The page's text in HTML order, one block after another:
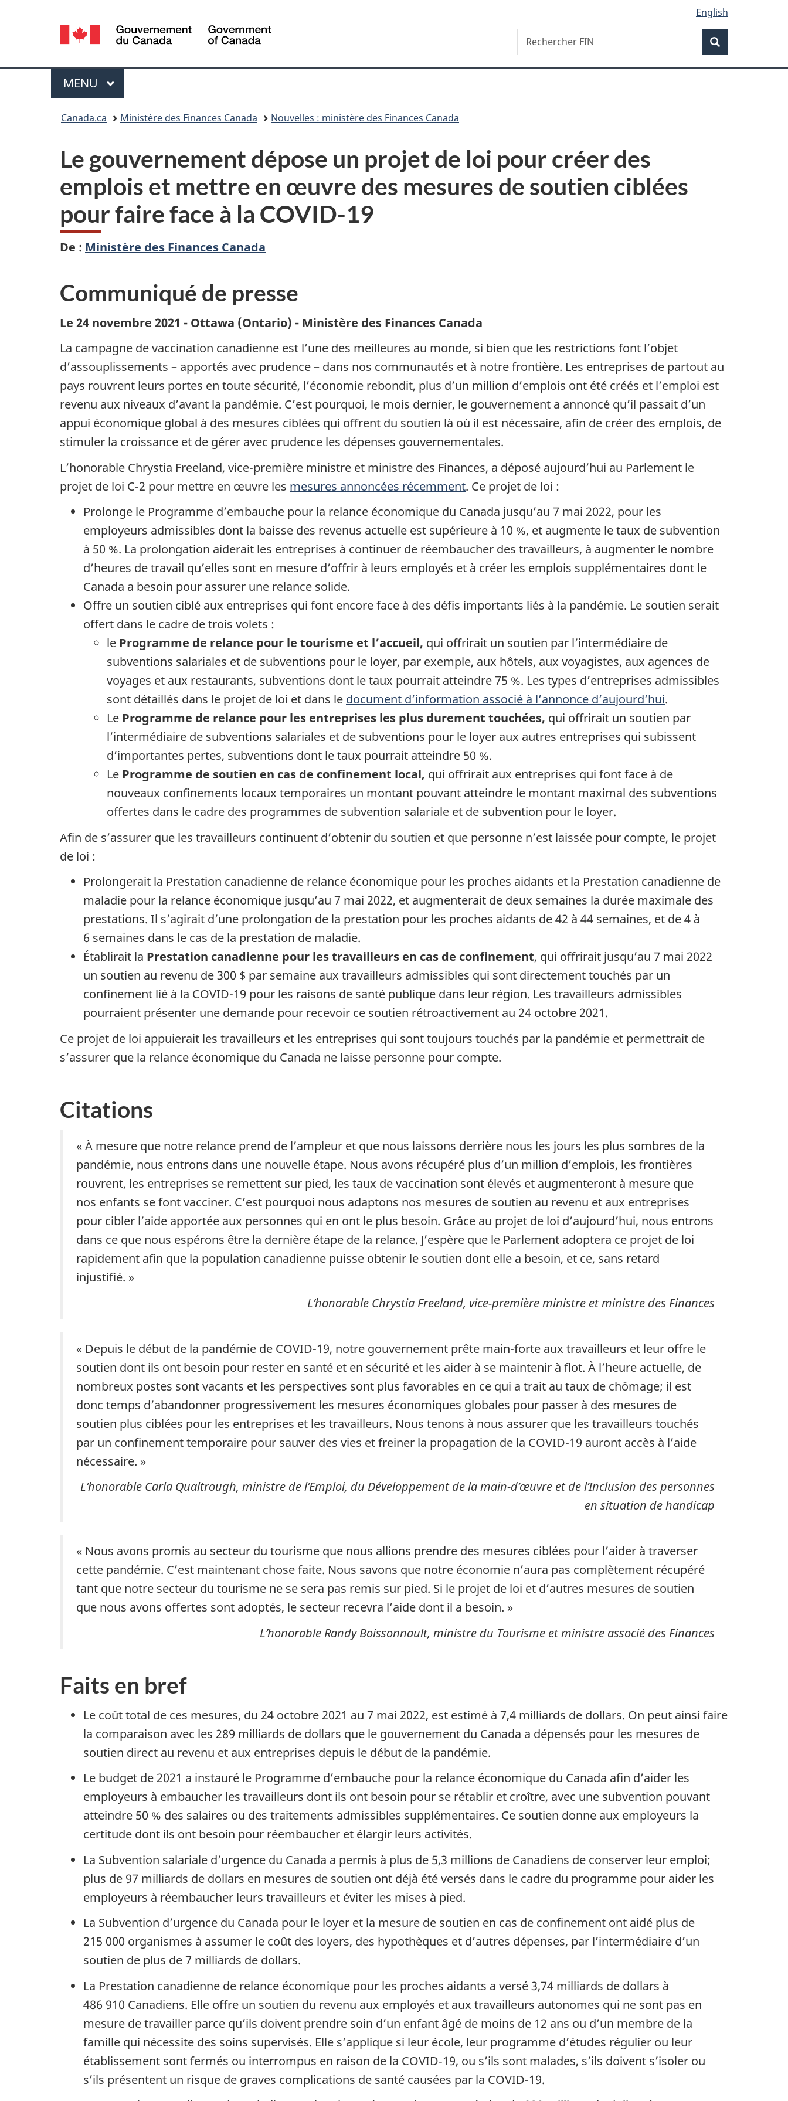
sujet
HTML
Sélection
de
la
langue
English
Canada
Recherche
Rechercher
FIN
Menu
MENU PRINCIPAL
Canada.ca Ministère des Finances Canada Nouvelles : ministère des Finances Canada
Le gouvernement dépose un projet de loi pour créer des
emplois et mettre en œuvre des mesures de soutien ciblées
pour faire face à la COVID-19
De : Ministère des Finances Canada
Communiqué de presse
Le 24 novembre 2021 - Ottawa (Ontario) - Ministère des Finances Canada
La campagne de vaccination canadienne est l’une des meilleures au monde, si bien que les restrictions font l’objet
d’assouplissements – apportés avec prudence – dans nos communautés et à notre frontière. Les entreprises de partout au
pays rouvrent leurs portes en toute sécurité, l’économie rebondit, plus d’un million d’emplois ont été créés et l’emploi est
revenu aux niveaux d’avant la pandémie. C’est pourquoi, le mois dernier, le gouvernement a annoncé qu’il passait d’un
appui économique global à des mesures ciblées qui offrent du soutien là où il est nécessaire, afin de créer des emplois, de
stimuler la croissance et de gérer avec prudence les dépenses gouvernementales.
L’honorable Chrystia Freeland, vice-première ministre et ministre des Finances, a déposé aujourd’hui au Parlement le
projet de loi C-2 pour mettre en œuvre les mesures annoncées récemment. Ce projet de loi :
Prolonge le Programme d’embauche pour la relance économique du Canada jusqu’au 7 mai 2022, pour les
employeurs admissibles dont la baisse des revenus actuelle est supérieure à 10 %, et augmente le taux de subvention
à 50 %. La prolongation aiderait les entreprises à continuer de réembaucher des travailleurs, à augmenter le nombre
d’heures de travail qu’elles sont en mesure d’offrir à leurs employés et à créer les emplois supplémentaires dont le
Canada a besoin pour assurer une relance solide.
Offre un soutien ciblé aux entreprises qui font encore face à des défis importants liés à la pandémie. Le soutien serait
offert dans le cadre de trois volets :
le Programme de relance pour le tourisme et l’accueil, qui offrirait un soutien par l’intermédiaire de
subventions salariales et de subventions pour le loyer, par exemple, aux hôtels, aux voyagistes, aux agences de
voyages et aux restaurants, subventions dont le taux pourrait atteindre 75 %. Les types d’entreprises admissibles
sont détaillés dans le projet de loi et dans le document d’information associé à l’annonce d’aujourd’hui.
Le Programme de relance pour les entreprises les plus durement touchées, qui offrirait un soutien par
l’intermédiaire de subventions salariales et de subventions pour le loyer aux autres entreprises qui subissent
d’importantes pertes, subventions dont le taux pourrait atteindre 50 %.
Le Programme de soutien en cas de confinement local, qui offrirait aux entreprises qui font face à de
nouveaux confinements locaux temporaires un montant pouvant atteindre le montant maximal des subventions
offertes dans le cadre des programmes de subvention salariale et de subvention pour le loyer.
Afin de s’assurer que les travailleurs continuent d’obtenir du soutien et que personne n’est laissée pour compte, le projet
de loi :
Prolongerait la Prestation canadienne de relance économique pour les proches aidants et la Prestation canadienne de
maladie pour la relance économique jusqu’au 7 mai 2022, et augmenterait de deux semaines la durée maximale des
prestations. Il s’agirait d’une prolongation de la prestation pour les proches aidants de 42 à 44 semaines, et de 4 à
6 semaines dans le cas de la prestation de maladie.
Établirait la Prestation canadienne pour les travailleurs en cas de confinement, qui offrirait jusqu’au 7 mai 2022
un soutien au revenu de 300 $ par semaine aux travailleurs admissibles qui sont directement touchés par un
confinement lié à la COVID-19 pour les raisons de santé publique dans leur région. Les travailleurs admissibles
pourraient présenter une demande pour recevoir ce soutien rétroactivement au 24 octobre 2021.
Ce projet de loi appuierait les travailleurs et les entreprises qui sont toujours touchés par la pandémie et permettrait de
s’assurer que la relance économique du Canada ne laisse personne pour compte.
Citations
« À mesure que notre relance prend de l’ampleur et que nous laissons derrière nous les jours les plus sombres de la
pandémie, nous entrons dans une nouvelle étape. Nous avons récupéré plus d’un million d’emplois, les frontières
rouvrent, les entreprises se remettent sur pied, les taux de vaccination sont élevés et augmenteront à mesure que
nos enfants se font vacciner. C’est pourquoi nous adaptons nos mesures de soutien au revenu et aux entreprises
pour cibler l’aide apportée aux personnes qui en ont le plus besoin. Grâce au projet de loi d’aujourd’hui, nous entrons
dans ce que nous espérons être la dernière étape de la relance. J’espère que le Parlement adoptera ce projet de loi
rapidement afin que la population canadienne puisse obtenir le soutien dont elle a besoin, et ce, sans retard
injustifié. »
L’honorable Chrystia Freeland, vice-première ministre et ministre des Finances
« Depuis le début de la pandémie de COVID-19, notre gouvernement prête main-forte aux travailleurs et leur offre le
soutien dont ils ont besoin pour rester en santé et en sécurité et les aider à se maintenir à flot. À l’heure actuelle, de
nombreux postes sont vacants et les perspectives sont plus favorables en ce qui a trait au taux de chômage; il est
donc temps d’abandonner progressivement les mesures économiques globales pour passer à des mesures de
soutien plus ciblées pour les entreprises et les travailleurs. Nous tenons à nous assurer que les travailleurs touchés
par un confinement temporaire pour sauver des vies et freiner la propagation de la COVID-19 auront accès à l’aide
nécessaire. »
L’honorable Carla Qualtrough, ministre de l’Emploi, du Développement de la main-d’œuvre et de l’Inclusion des personnes
en situation de handicap
« Nous avons promis au secteur du tourisme que nous allions prendre des mesures ciblées pour l’aider à traverser
cette pandémie. C’est maintenant chose faite. Nous savons que notre économie n’aura pas complètement récupéré
tant que notre secteur du tourisme ne se sera pas remis sur pied. Si le projet de loi et d’autres mesures de soutien
que nous avons offertes sont adoptés, le secteur recevra l’aide dont il a besoin. »
L’honorable Randy Boissonnault, ministre du Tourisme et ministre associé des Finances
Faits en bref
Le coût total de ces mesures, du 24 octobre 2021 au 7 mai 2022, est estimé à 7,4 milliards de dollars. On peut ainsi faire
la comparaison avec les 289 milliards de dollars que le gouvernement du Canada a dépensés pour les mesures de
soutien direct au revenu et aux entreprises depuis le début de la pandémie.
Le budget de 2021 a instauré le Programme d’embauche pour la relance économique du Canada afin d’aider les
employeurs à embaucher les travailleurs dont ils ont besoin pour se rétablir et croître, avec une subvention pouvant
atteindre 50 % des salaires ou des traitements admissibles supplémentaires. Ce soutien donne aux employeurs la
certitude dont ils ont besoin pour réembaucher et élargir leurs activités.
La Subvention salariale d’urgence du Canada a permis à plus de 5,3 millions de Canadiens de conserver leur emploi;
plus de 97 milliards de dollars en mesures de soutien ont déjà été versés dans le cadre du programme pour aider les
employeurs à réembaucher leurs travailleurs et éviter les mises à pied.
La Subvention d’urgence du Canada pour le loyer et la mesure de soutien en cas de confinement ont aidé plus de
215 000 organismes à assumer le coût des loyers, des hypothèques et d’autres dépenses, par l’intermédiaire d’un
soutien de plus de 7 milliards de dollars.
La Prestation canadienne de relance économique pour les proches aidants a versé 3,74 milliards de dollars à
486 910 Canadiens. Elle offre un soutien du revenu aux employés et aux travailleurs autonomes qui ne sont pas en
mesure de travailler parce qu’ils doivent prendre soin d’un enfant âgé de moins de 12 ans ou d’un membre de la
famille qui nécessite des soins supervisés. Elle s’applique si leur école, leur programme d’études régulier ou leur
établissement sont fermés ou interrompus en raison de la COVID‑19, ou s’ils sont malades, s’ils doivent s’isoler ou
s’ils présentent un risque de graves complications de santé causées par la COVID-19.